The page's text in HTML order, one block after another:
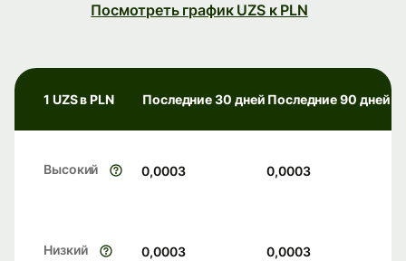
Посмотреть график UZS к PLN
1 UZS в PLN Последние 30 дней Последние 90 дней
Высокий 0,0003 0,0003
Низкий 0,0003 0,0003